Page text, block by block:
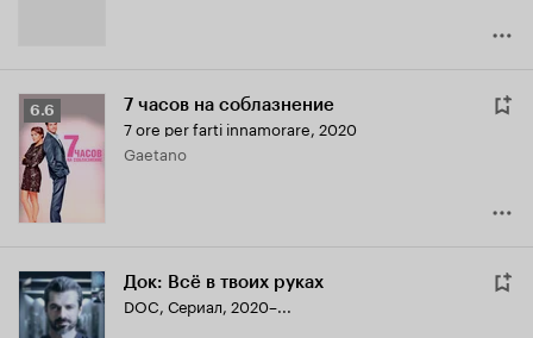
Рейтинг
Кинопоиска
6.6
6.6 7 часов на соблазнение
7 ore per farti innamorare, 2020
Gaetano
Док: Всё в твоих руках
DOC, Сериал, 2020–...